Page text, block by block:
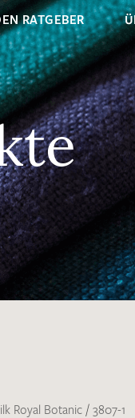
RATGEBER
Royal Botanic / 3807-1